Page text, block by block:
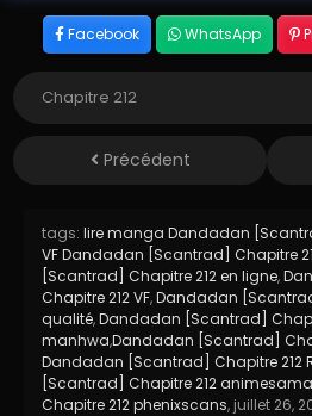
Facebook WhatsApp
Précédent
tags: lire manga Dandadan
VF Dandadan [Scantrad] Chapitre
[Scantrad] Chapitre 212 en ligne,
Chapitre 212 VF,Dandadan
qualité,Dandadan [Scantrad]
manhwa,Dandadan [Scantrad]
Dandadan [Scantrad] Chapitre 212
[Scantrad] Chapitre 212 animesama
Chapitre 212 phenixscans, juillet 26,